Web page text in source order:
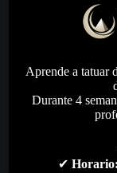
Aprende a tatuar
Durante 4
✔ Horario: